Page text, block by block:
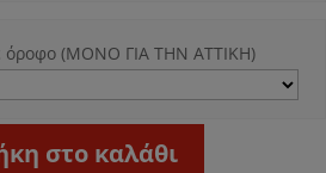
όροφο (ΜΟΝΟ ΓΙΑ ΤΗΝ ΑΤΤΙΚΗ)
στο καλάθι